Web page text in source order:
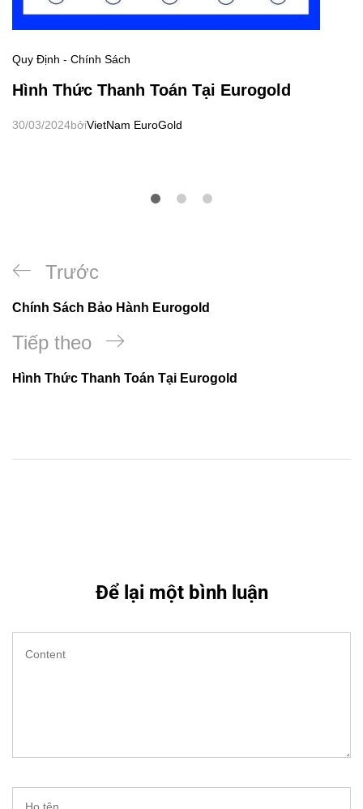
Quy Định - Chính Sách
Hình Thức Thanh Toán Tại Eurogold
30/03/2024bởiVietNam EuroGold
Điều
bài
viết
Previous
Post
Trước
Chính Sách Bảo Hành Eurogold
Bài
tiếp
Tiếp theo
Hình Thức Thanh Toán Tại Eurogold
Để lại một bình luận